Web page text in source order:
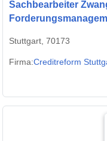
Sachbearbeiter
Stuttgart, 70173
Firma:Creditreform